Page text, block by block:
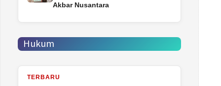
Akbar Nusantara
Hukum
TERBARU